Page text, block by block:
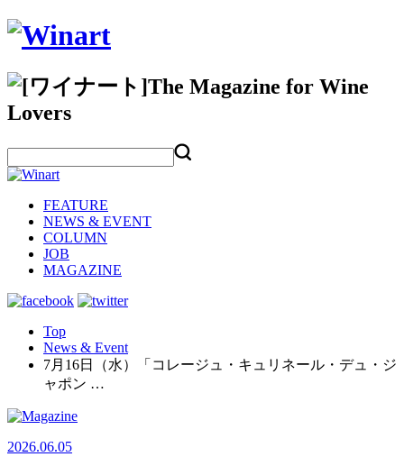
FEATURE
NEWS & EVENT
COLUMN
JOB
MAGAZINE
Top
News & Event
7月16日（水）「コレージュ・キュリネール・デュ・ジ
ャポン …
2026.06.05